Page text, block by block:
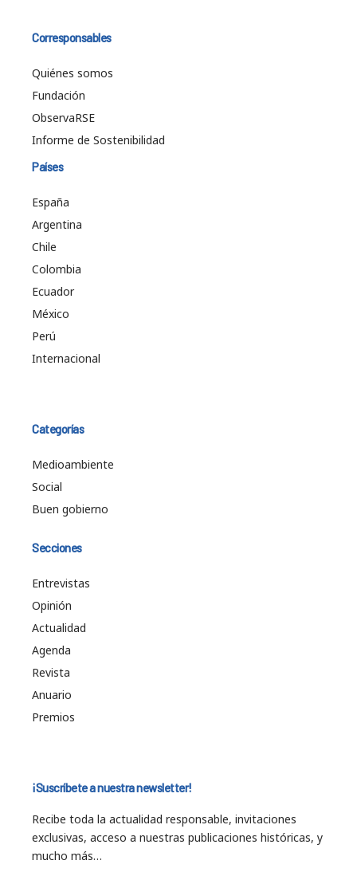
Corresponsables
Quiénes somos
Fundación
ObservaRSE
Informe de Sostenibilidad
Países
España
Argentina
Chile
Colombia
Ecuador
México
Perú
Internacional
Categorías
Medioambiente
Social
Buen gobierno
Secciones
Entrevistas
Opinión
Actualidad
Agenda
Revista
Anuario
Premios
¡Suscríbete a nuestra newsletter!
Recibe toda la actualidad responsable, invitaciones
exclusivas, acceso a nuestras publicaciones históricas, y
mucho más…